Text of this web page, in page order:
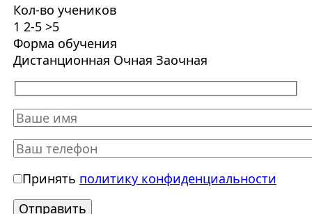
Кол-во учеников
1 2-5 >5
Форма обучения
Дистанционная Очная Заочная
Принять политику конфиденциальности